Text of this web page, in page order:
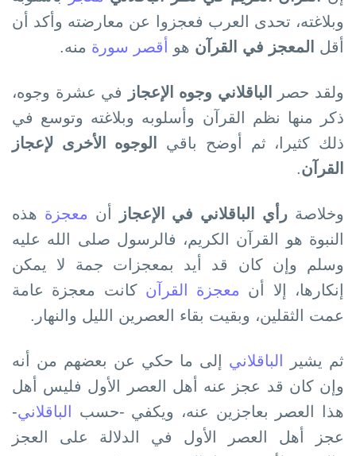
وبلاغته، تحدى العرب فعجزوا عن معارضته وأكد أن
أقل
المعجز في القرآن ھو أقصر سورة منه.
ولقد حصر الباقلاني وجوه الإعجاز
في عشرة وجوه،
ذكر منھا نظم القرآن وأسلوبه وبلاغته وتوسع في
ذلك كثيرا، ثم أوضح باقي
الوجوه الأخرى لإعجاز
القرآن.
وخلاصة رأي الباقلاني في الإعجاز أن معجزة ھذه
النبوة ھو القرآن الكريم، فالرسول صلى الله عليه
وسلم وإن كان قد أيد بمعجزات جمة لا يمكن
إنكارھا، إلا أن معجزة القرآن كانت معجزة عامة
عمت الثقلين، وبقيت بقاء العصرين الليل والنھار.
ثم يشير الباقلاني إلى ما حكي عن بعضھم من أنه
وإن كان قد عجز عنه أھل العصر الأول فليس أھل
ھذا العصر بعاجزين عنه، ويكفي -حسب الباقلاني-
عجز أھل العصر الأول في الدلالة على العجز